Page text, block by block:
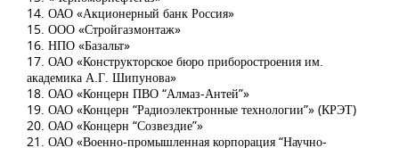
14. ОАО «Акционерный банк Россия»
15. ООО «Стройгазмонтаж»
16. НПО «Базальт»
17. ОАО «Конструкторское бюро приборостроения им.
академика А.Г. Шипунова»
18. ОАО «Концерн ПВО “Алмаз-Антей”»
19. ОАО «Концерн “Радиоэлектронные технологии”» (КРЭТ)
20. ОАО «Концерн “Созвездие”»
21. ОАО «Военно-промышленная корпорация “Научно-